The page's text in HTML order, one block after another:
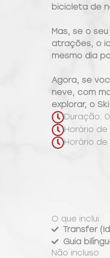
bicicleta de
Mas, se o
atrações, o
mesmo dia
Agora, se
neve, com
explorar, o
Duração:
Horário de
Horário de
O que inclui:
Transfer
Guia
Não incluso: